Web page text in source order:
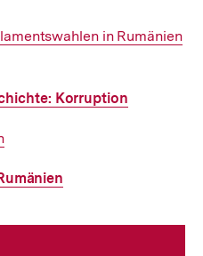
in Rumänien
Korruption